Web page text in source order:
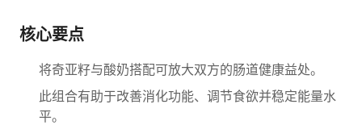
核心要点
将奇亚籽与酸奶搭配可放大双方的肠道健康益处。
此组合有助于改善消化功能、调节食欲并稳定能量水
平。